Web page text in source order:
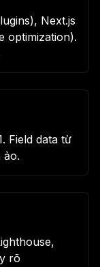
Next.js
optimization).
Field data từ
ảo.
rõ